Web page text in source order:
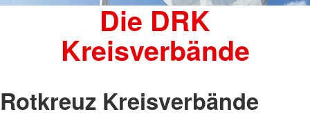
Die DRK
Kreisverbände
Rotkreuz Kreisverbände